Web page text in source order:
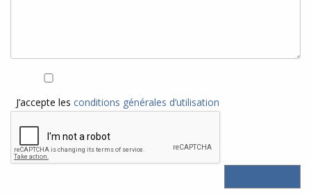
J’accepte les conditions générales d’utilisation